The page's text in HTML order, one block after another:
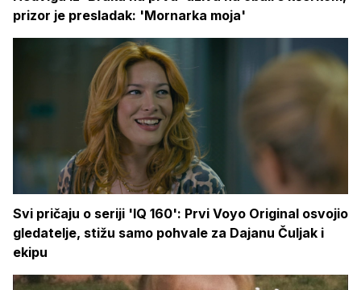
prizor je presladak: 'Mornarka moja'
Svi pričaju o seriji 'IQ 160': Prvi Voyo Original osvojio
gledatelje, stižu samo pohvale za Dajanu Čuljak i
ekipu